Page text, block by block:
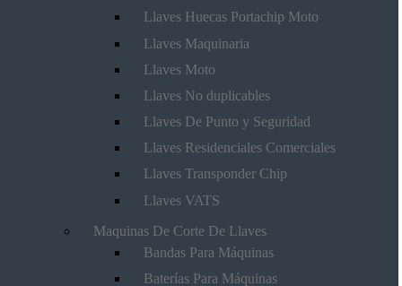
Llaves Huecas Portachip Moto
Llaves Maquinaria
Llaves Moto
Llaves No duplicables
Llaves De Punto y Seguridad
Llaves Residenciales Comerciales
Llaves Transponder Chip
Llaves VATS
Maquinas De Corte De Llaves
Bandas Para Máquinas
Baterías Para Máquinas